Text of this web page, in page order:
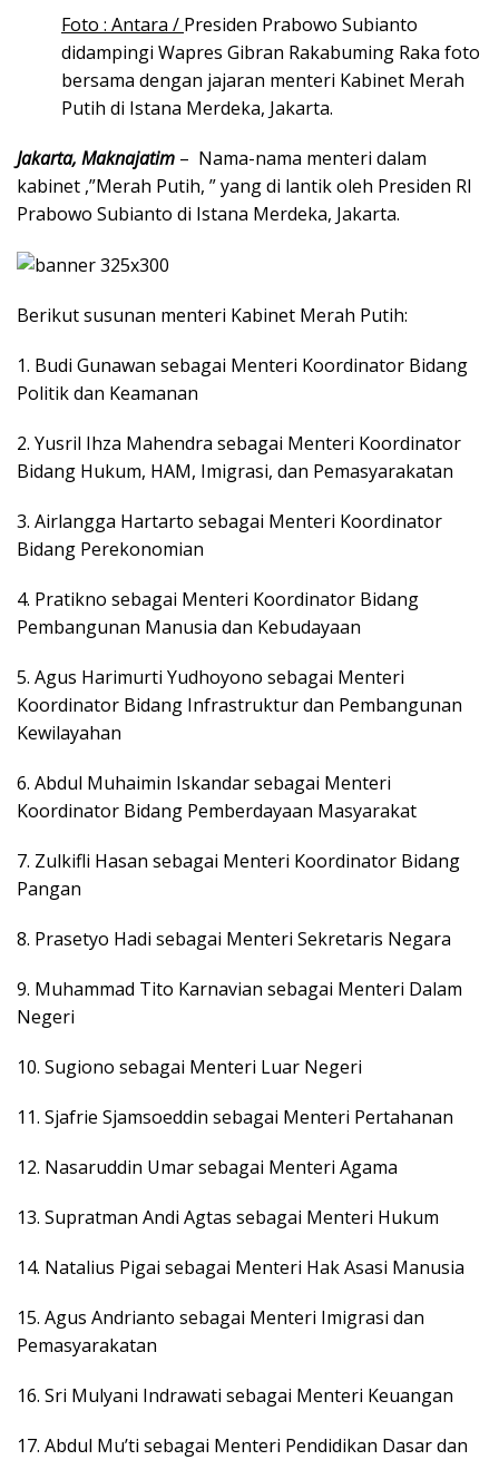
Foto : Antara / Presiden Prabowo Subianto
didampingi Wapres Gibran Rakabuming Raka foto
bersama dengan jajaran menteri Kabinet Merah
Putih di Istana Merdeka, Jakarta.
Jakarta, Maknajatim – Nama-nama menteri dalam
kabinet ,”Merah Putih, ” yang di lantik oleh Presiden RI
Prabowo Subianto di Istana Merdeka, Jakarta.
Berikut susunan menteri Kabinet Merah Putih:
1. Budi Gunawan sebagai Menteri Koordinator Bidang
Politik dan Keamanan
2. Yusril Ihza Mahendra sebagai Menteri Koordinator
Bidang Hukum, HAM, Imigrasi, dan Pemasyarakatan
3. Airlangga Hartarto sebagai Menteri Koordinator
Bidang Perekonomian
4. Pratikno sebagai Menteri Koordinator Bidang
Pembangunan Manusia dan Kebudayaan
5. Agus Harimurti Yudhoyono sebagai Menteri
Koordinator Bidang Infrastruktur dan Pembangunan
Kewilayahan
6. Abdul Muhaimin Iskandar sebagai Menteri
Koordinator Bidang Pemberdayaan Masyarakat
7. Zulkifli Hasan sebagai Menteri Koordinator Bidang
Pangan
8. Prasetyo Hadi sebagai Menteri Sekretaris Negara
9. Muhammad Tito Karnavian sebagai Menteri Dalam
Negeri
10. Sugiono sebagai Menteri Luar Negeri
11. Sjafrie Sjamsoeddin sebagai Menteri Pertahanan
12. Nasaruddin Umar sebagai Menteri Agama
13. Supratman Andi Agtas sebagai Menteri Hukum
14. Natalius Pigai sebagai Menteri Hak Asasi Manusia
15. Agus Andrianto sebagai Menteri Imigrasi dan
Pemasyarakatan
16. Sri Mulyani Indrawati sebagai Menteri Keuangan
17. Abdul Mu’ti sebagai Menteri Pendidikan Dasar dan